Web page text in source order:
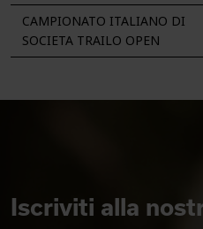
CAMPIONATO ITALIANO DI
SOCIETA TRAILO OPEN
Iscriviti alla